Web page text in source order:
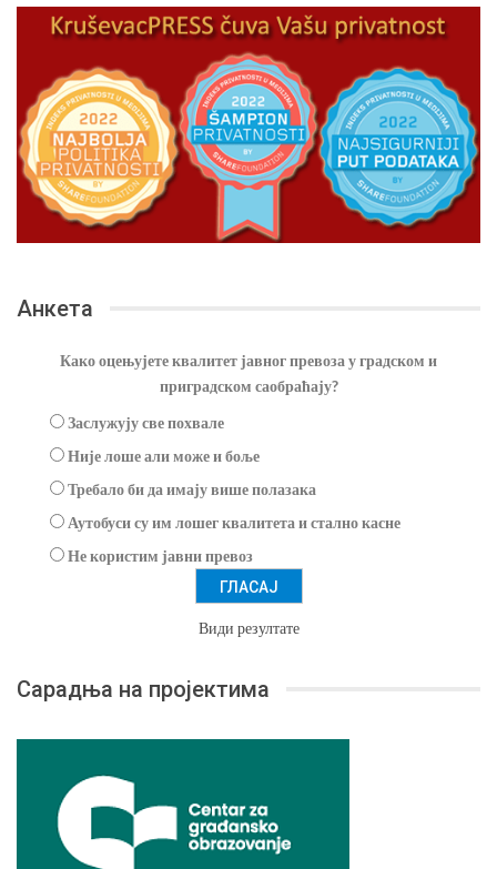
Анкета
Како оцењујете квалитет јавног превоза у градском и
приградском саобраћају?
Заслужују све похвале
Није лоше али може и боље
Требало би да имају више полазака
Аутобуси су им лошег квалитета и стално касне
Не користим јавни превоз
Види резултате
Сарадња на пројектима